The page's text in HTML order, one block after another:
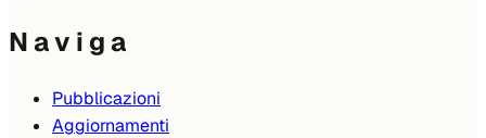
Naviga
Pubblicazioni
Aggiornamenti